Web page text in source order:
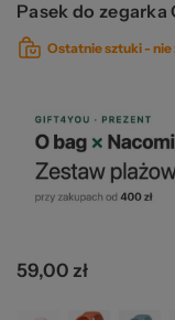
Pasek do
Ostatnie sztuki - nie
59,00 zł